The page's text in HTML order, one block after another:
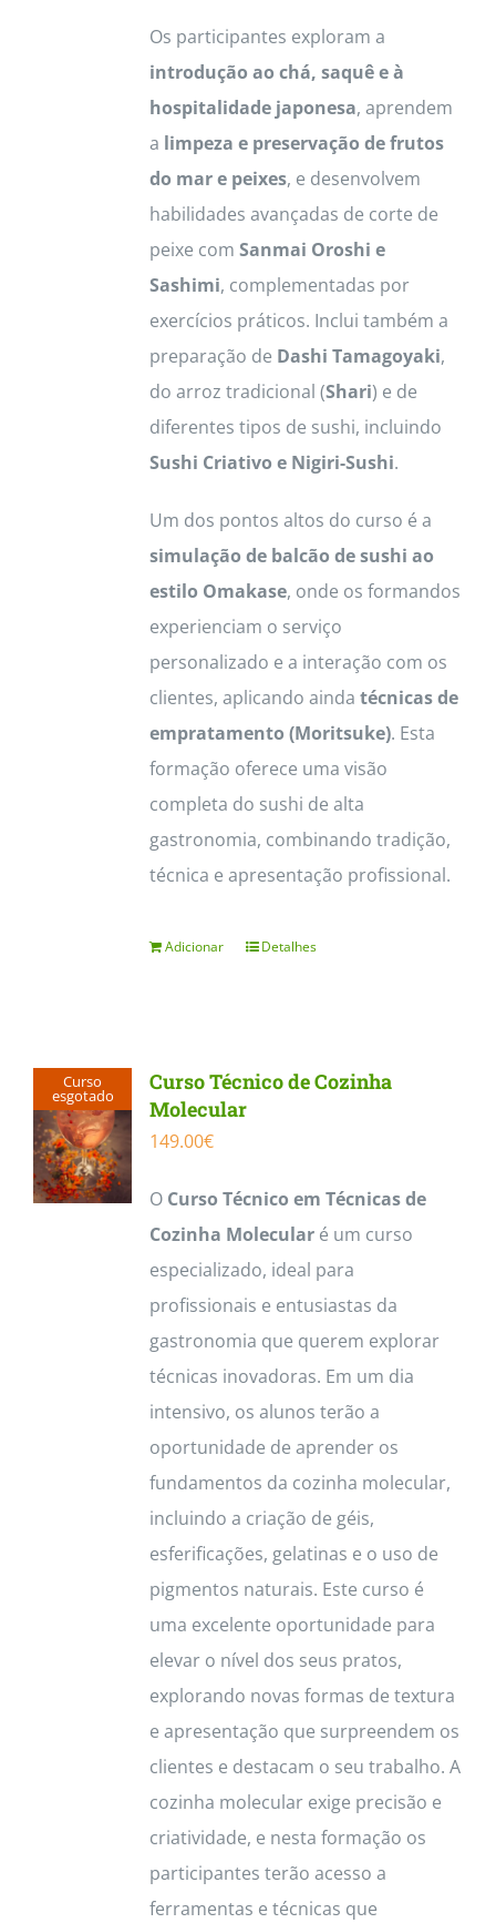
Os participantes exploram a
introdução ao chá, saquê e à
hospitalidade japonesa, aprendem
a limpeza e preservação de frutos
do mar e peixes, e desenvolvem
habilidades avançadas de corte de
peixe com Sanmai Oroshi e
Sashimi, complementadas por
exercícios práticos. Inclui também a
preparação de Dashi Tamagoyaki,
do arroz tradicional (Shari) e de
diferentes tipos de sushi, incluindo
Sushi Criativo e Nigiri-Sushi.
Um dos pontos altos do curso é a
simulação de balcão de sushi ao
estilo Omakase, onde os formandos
experienciam o serviço
personalizado e a interação com os
clientes, aplicando ainda técnicas de
empratamento (Moritsuke). Esta
formação oferece uma visão
completa do sushi de alta
gastronomia, combinando tradição,
técnica e apresentação profissional.
Adicionar Detalhes
Curso
esgotado
Curso Técnico de Cozinha
Molecular
149.00€
O Curso Técnico em Técnicas de
Cozinha Molecularé um curso
especializado, ideal para
profissionais e entusiastas da
gastronomia que querem explorar
técnicas inovadoras. Em um dia
intensivo, os alunos terão a
oportunidade de aprender os
fundamentos da cozinha molecular,
incluindo a criação de géis,
esferificações, gelatinas e o uso de
pigmentos naturais. Este curso é
uma excelente oportunidade para
elevar o nível dos seus pratos,
explorando novas formas de textura
e apresentação que surpreendem os
clientes e destacam o seu trabalho. A
cozinha molecular exige precisão e
criatividade, e nesta formação os
participantes terão acesso a
ferramentas e técnicas que